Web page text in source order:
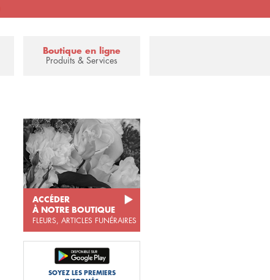
Boutique en ligne
Produits & Services
ACCÉDER
À NOTRE BOUTIQUE
FLEURS, ARTICLES FUNÉRAIRES
SOYEZ LES PREMIERS